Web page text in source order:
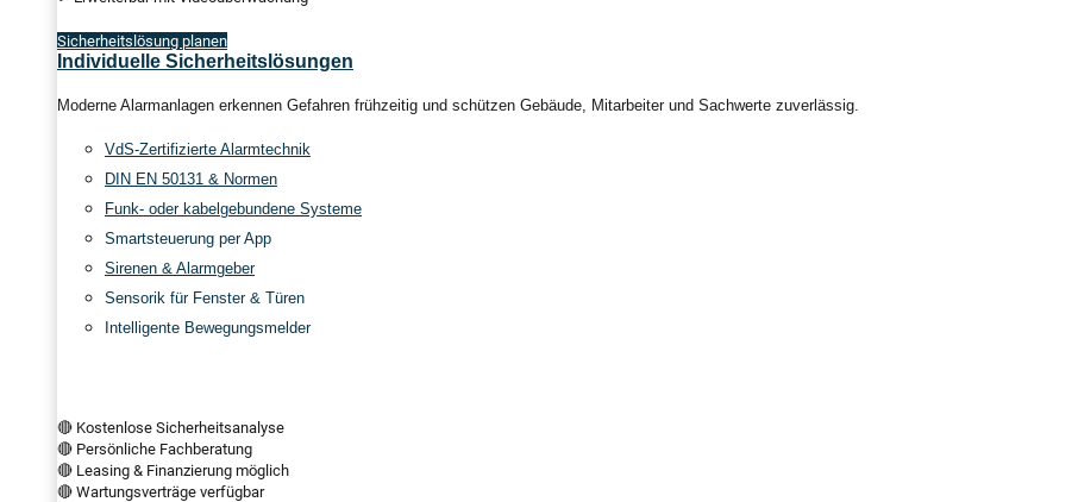
Sicherheitslösung planen
Individuelle Sicherheitslösungen
Moderne Alarmanlagen erkennen Gefahren frühzeitig und schützen Gebäude, Mitarbeiter und Sachwerte zuverlässig.
VdS-Zertifizierte Alarmtechnik
DIN EN 50131 & Normen
Funk- oder kabelgebundene Systeme
Smartsteuerung per App
Sirenen & Alarmgeber
Sensorik für Fenster & Türen
Intelligente Bewegungsmelder
🔴 Kostenlose Sicherheitsanalyse
🔴 Persönliche Fachberatung
🔴 Leasing & Finanzierung möglich
🔴 Wartungsverträge verfügbar